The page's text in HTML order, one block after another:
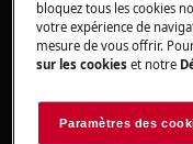
bloquez tous les cookies
votre expérience de
mesure de vous offrir.
sur les cookies et notre
Paramètres des